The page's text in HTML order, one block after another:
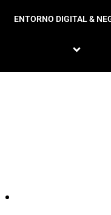
ENTORNO DIGITAL &